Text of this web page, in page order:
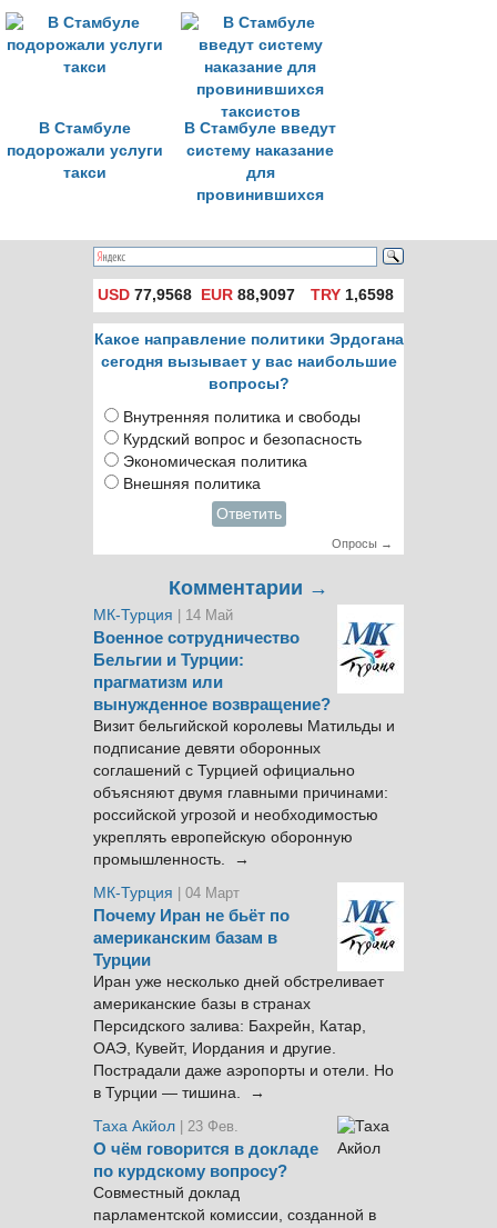
В Стамбуле
подорожали услуги
такси
В Стамбуле введут
систему наказание
для
провинившихся
USD 77,9568 EUR 88,9097 TRY1,6598
Какое направление политики Эрдогана
сегодня вызывает у вас наибольшие
вопросы?
Внутренняя политика и свободы
Курдский вопрос и безопасность
Экономическая политика
Внешняя политика
Ответить
Опросы →
Комментарии →
МК-Турция | 14 Май
Военное сотрудничество
Бельгии и Турции:
прагматизм или
вынужденное возвращение?
Визит бельгийской королевы Матильды и
подписание девяти оборонных
соглашений с Турцией официально
объясняют двумя главными причинами:
российской угрозой и необходимостью
укреплять европейскую оборонную
промышленность. →
МК-Турция
| 04 Март
Почему Иран не бьёт по
американским базам в
Турции
Иран уже несколько дней обстреливает
американские базы в странах
Персидского залива: Бахрейн, Катар,
ОАЭ, Кувейт, Иордания и другие.
Пострадали даже аэропорты и отели. Но
в Турции — тишина. →
Таха Акйол | 23 Фев.
О чём говорится в докладе
по курдскому вопросу?
Совместный доклад
парламентской комиссии, созданной в